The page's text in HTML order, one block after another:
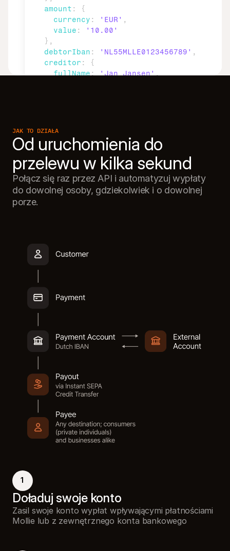
amount :
{
currency : 'EUR' ,
value :
'10.00'
} ,
debtorIban : 'NL55MLLE0123456789' ,
creditor :
{
fullName: 'Jan Jansen',
description
metadata
order_id: '12345',
customer_reference
: 'cust_001'
}
});
JAK TO DZIAŁA
Od uruchomienia do
Połącz się raz przez API i automatyzuj wypłaty
do dowolnej osoby, gdziekolwiek i o dowolnej
1
Doładuj swoje konto
Zasil swoje konto wypłat wpływającymi płatnościami
Mollie lub z zewnętrznego konta bankowego